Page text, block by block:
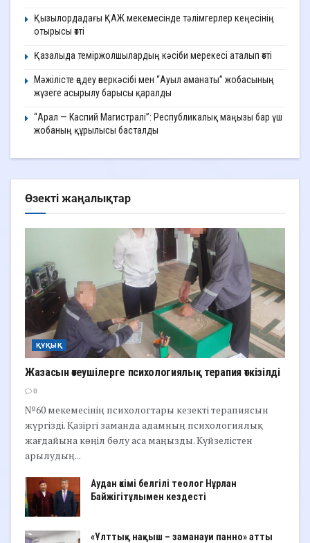
Қызылордадағы ҚАЖ мекемесінде тәлімгерлер кеңесінің
отырысы өтті
Қазалыда теміржолшылардың кәсіби мерекесі аталып өтті
Мәжілісте өңдеу өнеркәсібі мен “Ауыл аманаты” жобасының
жүзеге асырылу барысы қаралды
“Арал — Каспий Магистралі”: Республикалық маңызы бар үш
жобаның құрылысы басталды
Өзекті жаңалықтар
ҚҰҚЫҚ
Жазасын өтеушілерге психологиялық терапия өткізілді
0
№60 мекемесінің психологтары кезекті терапиясын
жүргізді. Қазіргі заманда адамның психологиялық
жағдайына көңіл бөлу аса маңызды. Күйзелістен
арылудың...
Аудан әкімі белгілі теолог Нұрлан
Байжігітұлымен кездесті
«Ұлттық нақыш – заманауи панно» атты